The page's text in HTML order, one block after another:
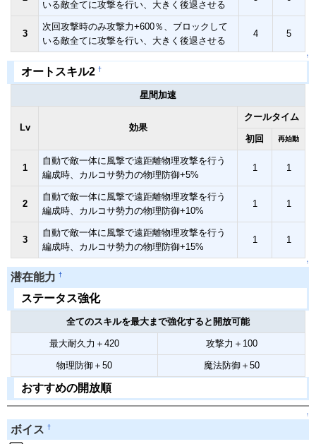
いる敵全てに攻撃を行い、大きく後退させる
3
次回攻撃時のみ攻撃力+600％、ブロックして
いる敵全てに攻撃を行い、大きく後退させる
4 5
↑
オートスキル2 †
星間加速
Lv 効果
クールタイム
初回 再始動
1
自動で敵一体に風撃で遠距離物理攻撃を行う
編成時、カルコサ勢力の物理防御+5%
1 1
2
自動で敵一体に風撃で遠距離物理攻撃を行う
編成時、カルコサ勢力の物理防御+10%
1 1
3
自動で敵一体に風撃で遠距離物理攻撃を行う
編成時、カルコサ勢力の物理防御+15%
1 1
↑
潜在能力 †
ステータス強化
全てのスキルを最大まで強化すると開放可能
最大耐久力＋420 攻撃力＋100
物理防御＋50 魔法防御＋50
おすすめの開放順
↑
ボイス †